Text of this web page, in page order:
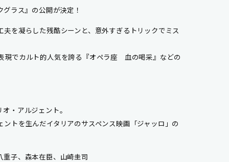
ラス』の公開が決定！
を凝らした残酷シーンと、意外すぎるトリックでミス
現でカルト的人気を誇る『オペラ座 血の喝采』などの
・アルジェント。
トを生んだイタリアのサスペンス映画「ジャッロ」の
子、森本在臣、山崎圭司